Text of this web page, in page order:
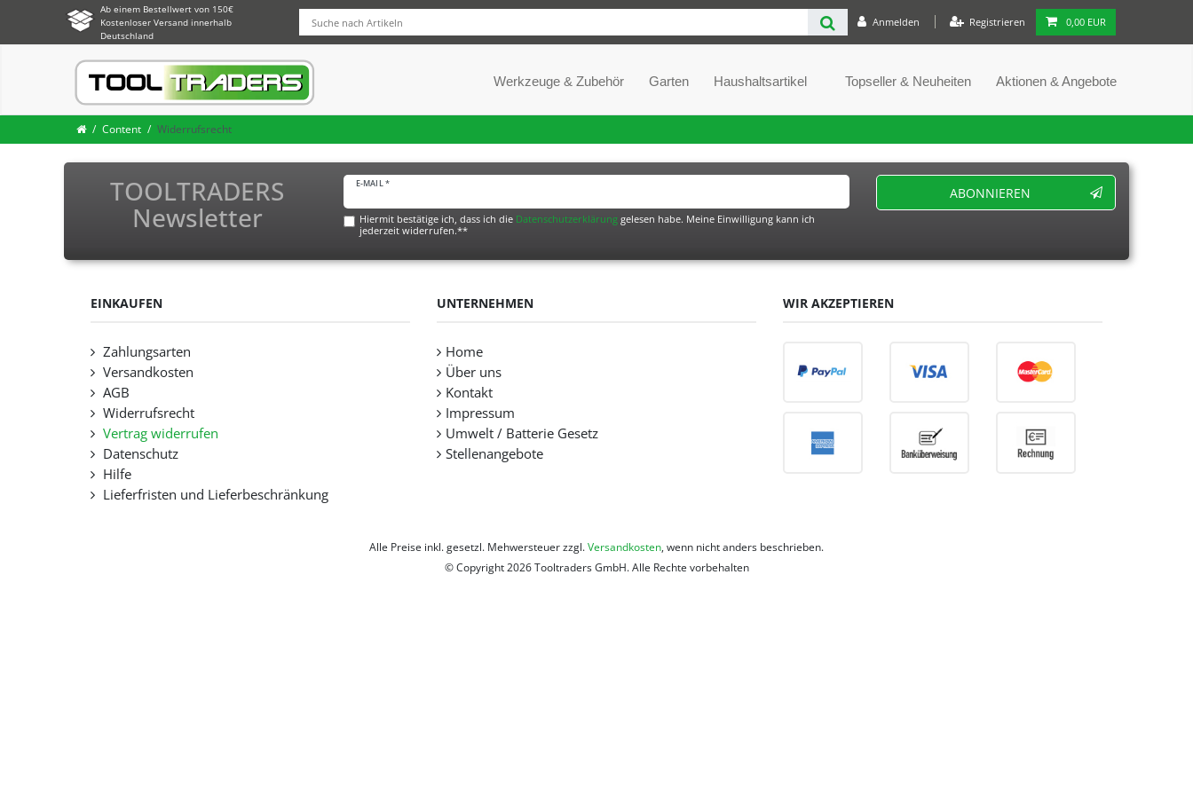
Anmelden Registrieren 0,00 EUR
Ab einem Bestellwert von 150€
Kostenloser Versand innerhalb
Deutschland
Werkzeuge & Zubehör Garten Haushaltsartikel Topseller & Neuheiten Aktionen & Angebote
Content Widerrufsrecht
TOOLTRADERS
Newsletter
E-MAIL *
Hiermit bestätige ich, dass ich die Daten­schutz­erklärunggelesen habe. Meine Einwilligung kann ich
jederzeit widerrufen.**
ABONNIEREN
EINKAUFEN
Zahlungsarten
Versandkosten
AGB
Widerrufsrecht
Vertrag widerrufen
Datenschutz
Hilfe
Lieferfristen und Lieferbeschränkung
UNTERNEHMEN
Home
Über uns
Kontakt
Impressum
Umwelt / Batterie Gesetz
Stellenangebote
WIR AKZEPTIEREN
Alle Preise inkl. gesetzl. Mehwersteuer zzgl.Versandkosten, wenn nicht anders beschrieben.
© Copyright 2026 Tooltraders GmbH. Alle Rechte vorbehalten